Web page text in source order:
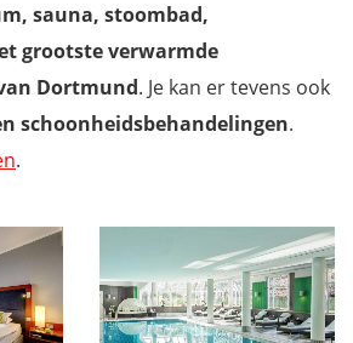
sauna, stoombad,
grootste verwarmde
Dortmund. Je kan er tevens ook
schoonheidsbehandelingen.
.